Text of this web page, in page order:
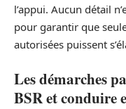
l’appui. Aucun détail
pour garantir que
autorisées puissent
Les démarches
BSR et conduire